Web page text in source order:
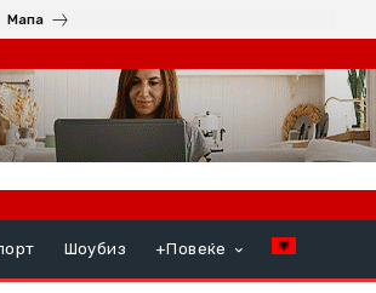
Мапа
Шоубиз +Повеќе